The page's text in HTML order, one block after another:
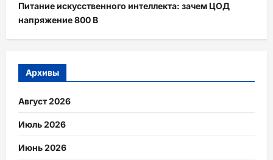
Питание искусственного интеллекта: зачем ЦОД
напряжение 800 В
Архивы
Август 2026
Июль 2026
Июнь 2026